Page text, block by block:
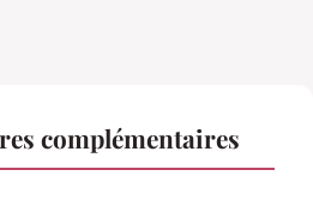
complémentaires